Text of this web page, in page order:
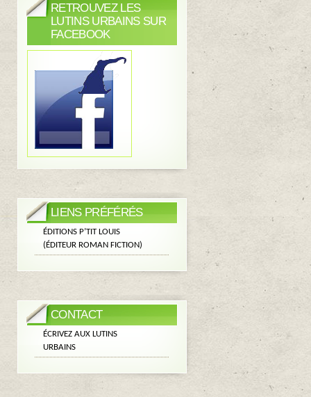
RETROUVEZ LES
LUTINS URBAINS SUR
FACEBOOK
LIENS PRÉFÉRÉS
ÉDITIONS P’TIT LOUIS
(ÉDITEUR ROMAN FICTION)
CONTACT
ÉCRIVEZ AUX LUTINS
URBAINS